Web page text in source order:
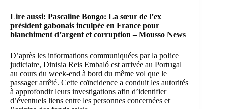
Lire aussi: Pascaline Bongo: La sœur de l’ex
président gabonais inculpée en France pour
blanchiment d’argent et corruption – Mousso News
D’après les informations communiquées par la police
judiciaire, Dinisia Reis Embaló est arrivée au Portugal
au cours du week-end à bord du même vol que le
passager arrêté. Cette coïncidence a conduit les autorités
à approfondir leurs investigations afin d’identifier
d’éventuels liens entre les personnes concernées et